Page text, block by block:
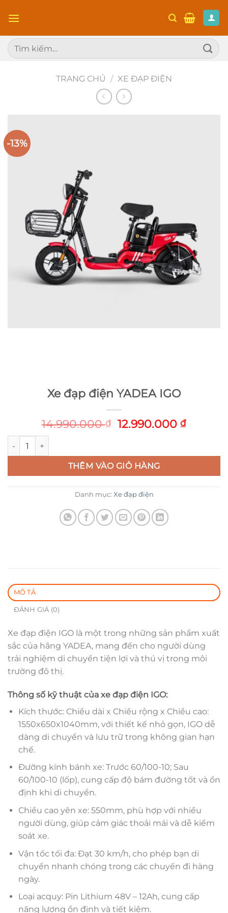
đến
dung
Tìm
kiếm:
TRANG CHỦ / XE ĐẠP ĐIỆN
-13%
Xe đạp điện YADEA IGO
14.990.000₫
Original
14.990.000 ₫.
12.990.000₫
Xe đạp điện YADEA IGO số lượng
THÊM VÀO GIỎ HÀNG
Danh mục: Xe đạp điện
MÔ TẢ
ĐÁNH GIÁ (0)
Xe đạp điện IGO là một trong những sản phẩm xuất
sắc của hãng YADEA, mang đến cho người dùng
trải nghiệm di chuyển tiện lợi và thú vị trong môi
trường đô thị.
Thông số kỹ thuật của xe đạp điện IGO:
Kích thước: Chiều dài x Chiều rộng x Chiều cao:
1550x650x1040mm, với thiết kế nhỏ gọn, IGO dễ
dàng di chuyển và lưu trữ trong không gian hạn
chế.
Đường kính bánh xe: Trước 60/100-10; Sau
60/100-10 (lốp), cung cấp độ bám đường tốt và ổn
định khi di chuyển.
Chiều cao yên xe: 550mm, phù hợp với nhiều
người dùng, giúp cảm giác thoải mái và dễ kiểm
soát xe.
Vận tốc tối đa: Đạt 30 km/h, cho phép bạn di
chuyển nhanh chóng trong các chuyến đi hàng
ngày.
Loại acquy: Pin Lithium 48V – 12Ah, cung cấp
năng lượng ổn định và tiết kiệm.